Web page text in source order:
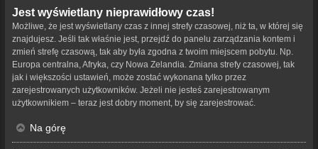
Jest wyświetlany nieprawidłowy czas!
Możliwe, że jest wyświetlany czas z innej strefy czasowej, niż ta, w której się
znajdujesz. Jeśli tak właśnie jest, przejdź do panelu zarządzania kontem i
zmień strefę czasową, tak aby była zgodna z twoim miejscem pobytu. Np.
Europa centralna, Afryka, czy Nowa Zelandia. Zmiana strefy czasowej, tak
jak i większości ustawień, może zostać wykonana tylko przez
zarejestrowanych użytkowników. Jeżeli nie jesteś zarejestrowanym
użytkownikiem – teraz jest dobry moment, by się zarejestrować.
Na górę